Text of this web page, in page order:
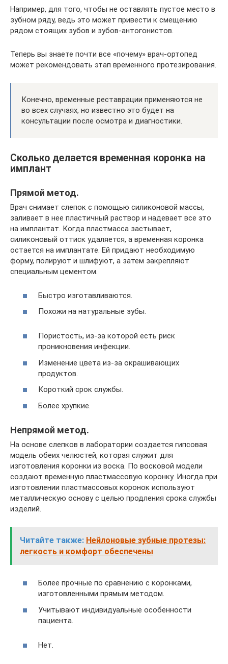
Например, для того, чтобы не оставлять пустое место в
зубном ряду, ведь это может привести к смещению
рядом стоящих зубов и зубов-антогонистов.
Теперь вы знаете почти все «почему» врач-ортопед
может рекомендовать этап временного протезирования.
Конечно, временные реставрации применяются не
во всех случаях, но известно это будет на
консультации после осмотра и диагностики.
Сколько делается временная коронка на
имплант
Прямой метод.
Врач снимает слепок с помощью силиконовой массы,
заливает в нее пластичный раствор и надевает все это
на имплантат. Когда пластмасса застывает,
силиконовый оттиск удаляется, а временная коронка
остается на имплантате. Ей придают необходимую
форму, полируют и шлифуют, а затем закрепляют
специальным цементом.
Быстро изготавливаются.
Похожи на натуральные зубы.
Пористость, из-за которой есть риск
проникновения инфекции.
Изменение цвета из-за окрашивающих
продуктов.
Короткий срок службы.
Более хрупкие.
Непрямой метод.
На основе слепков в лаборатории создается гипсовая
модель обеих челюстей, которая служит для
изготовления коронки из воска. По восковой модели
создают временную пластмассовую коронку. Иногда при
изготовлении пластмассовых коронок используют
металлическую основу с целью продления срока службы
изделий.
Читайте также: Нейлоновые зубные протезы:
легкость и комфорт обеспечены
Более прочные по сравнению с коронками,
изготовленными прямым методом.
Учитывают индивидуальные особенности
пациента.
Нет.